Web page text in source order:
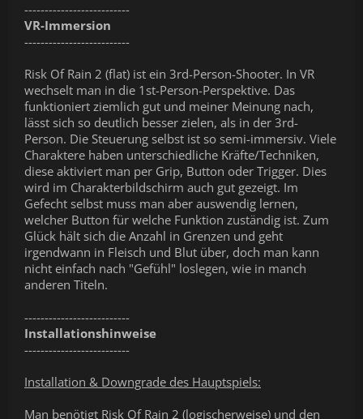
--------------------------
VR-Immersion
--------------------------
Risk Of Rain 2 (flat) ist ein 3rd-Person-Shooter. In VR
wechselt man in die 1st-Person-Perspektive. Das
funktioniert ziemlich gut und meiner Meinung nach,
lässt sich so deutlich besser zielen, als in der 3rd-
Person. Die Steuerung selbst ist so semi-immersiv. Viele
Charaktere haben unterschiedliche Kräfte/Techniken,
diese aktiviert man per Grip, Button oder Trigger. Dies
wird im Charakterbildschirm auch gut gezeigt. Im
Gefecht selbst muss man aber auswendig lernen,
welcher Button für welche Funktion zuständig ist. Zum
Glück hält sich die Anzahl in Grenzen und geht
irgendwann in Fleisch und Blut über, doch man kann
nicht einfach nach "Gefühl" loslegen, wie in manch
anderen Titeln.
--------------------------
Installationshinweise
--------------------------
Installation & Downgrade des Hauptspiels:
Man benötigt Risk Of Rain 2 (logischerweise) und den